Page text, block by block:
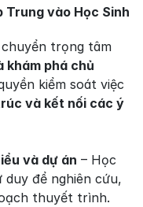
Trung vào Học Sinh
trọng tâm
khám phá chủ
kiểm soát việc
và kết nối các ý
và dự án – Học
để nghiên cứu,
thuyết trình.